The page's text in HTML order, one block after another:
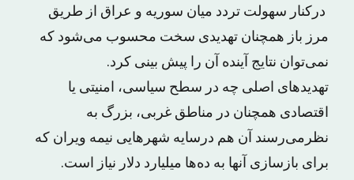
درکنار سهولت تردد میان سوریه و عراق از طریق
مرز باز همچنان تهدیدی سخت محسوب می‌شود که
نمی‌توان نتایج آینده آن را پیش بینی کرد.
تهدیدهای اصلی چه در سطح سیاسی، امنیتی یا
اقتصادی همچنان در مناطق غربی، بزرگ به
نظرمی‌رسند آن هم درسایه شهرهایی نیمه ویران که
برای بازسازی آنها به ده‌ها میلیارد دلار نیاز است.